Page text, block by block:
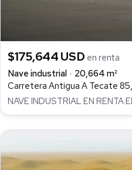
$175,644 USD en renta
Nave industrial
20,664 m²
Carretera Antigua A Tecate
NAVE INDUSTRIAL EN RENTA